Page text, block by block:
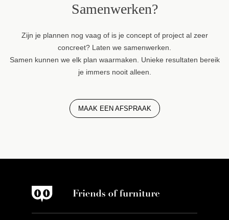
Samenwerken?
Zijn je plannen nog vaag of is je concept of project al zeer
concreet? Laten we samenwerken.
Samen kunnen we elk plan waarmaken. Unieke resultaten bereik
je immers nooit alleen.
MAAK EEN AFSPRAAK